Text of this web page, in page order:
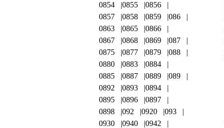
0854
0855
0856
0857
0858 0859
086
0863
0865
0866
0867
0868 0869
087
0875
0877 0879
088
0880
0883
0884
0885
0887 0889
089
0892
0893
0894
0895
0896
0897
0898
092 0920
093
0930
0940
0942